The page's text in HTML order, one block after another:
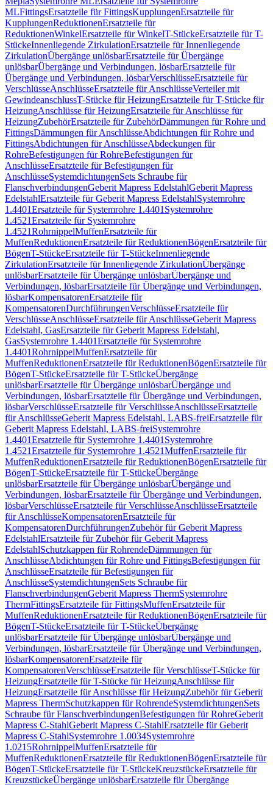
MLFittingsErsatzteile für FittingsKupplungenErsatzteile für
KupplungenReduktionenErsatzteile für
ReduktionenWinkelErsatzteile für WinkelT-StückeErsatzteile für T-
StückeInnenliegende ZirkulationErsatzteile für Innenliegende
ZirkulationÜbergänge unlösbarErsatzteile für Übergänge
unlösbarÜbergänge und Verbindungen, lösbarErsatzteile für
Übergänge und Verbindungen, lösbarVerschlüsseErsatzteile für
VerschlüsseAnschlüsseErsatzteile für AnschlüsseVerteiler mit
GewindeanschlussT-Stücke für HeizungErsatzteile für T-Stücke für
HeizungAnschlüsse für HeizungErsatzteile für Anschlüsse für
HeizungZubehörErsatzteile für ZubehörDämmungen für Rohre und
FittingsDämmungen für AnschlüsseAbdichtungen für Rohre und
FittingsAbdichtungen für AnschlüsseAbdeckungen für
RohreBefestigungen für RohreBefestigungen für
AnschlüsseErsatzteile für Befestigungen für
AnschlüsseSystemdichtungenSets Schraube für
FlanschverbindungenGeberit Mapress EdelstahlGeberit Mapress
EdelstahlErsatzteile für Geberit Mapress EdelstahlSystemrohre
1.4401Ersatzteile für Systemrohre 1.4401 Systemrohre
1.4521Ersatzteile für Systemrohre
1.4521RohrnippelMuffenErsatzteile für
MuffenReduktionenErsatzteile für ReduktionenBögenErsatzteile für
BögenT-StückeErsatzteile für T-StückeInnenliegende
ZirkulationErsatzteile für Innenliegende ZirkulationÜbergänge
unlösbarErsatzteile für Übergänge unlösbarÜbergänge und
Verbindungen, lösbarErsatzteile für Übergänge und Verbindungen,
lösbarKompensatorenErsatzteile für
KompensatorenDurchführungenVerschlüsseErsatzteile für
VerschlüsseAnschlüsseErsatzteile für AnschlüsseGeberit Mapress
Edelstahl, GasErsatzteile für Geberit Mapress Edelstahl,
GasSystemrohre 1.4401Ersatzteile für Systemrohre
1.4401RohrnippelMuffenErsatzteile für
MuffenReduktionenErsatzteile für ReduktionenBögenErsatzteile für
BögenT-StückeErsatzteile für T-StückeÜbergänge
unlösbarErsatzteile für Übergänge unlösbarÜbergänge und
Verbindungen, lösbarErsatzteile für Übergänge und Verbindungen,
lösbarVerschlüsseErsatzteile für VerschlüsseAnschlüsseErsatzteile
für AnschlüsseGeberit Mapress Edelstahl, LABS-freiErsatzteile für
Geberit Mapress Edelstahl, LABS-freiSystemrohre
1.4401Ersatzteile für Systemrohre 1.4401 Systemrohre
1.4521Ersatzteile für Systemrohre 1.4521MuffenErsatzteile für
MuffenReduktionenErsatzteile für ReduktionenBögenErsatzteile für
BögenT-StückeErsatzteile für T-StückeÜbergänge
unlösbarErsatzteile für Übergänge unlösbarÜbergänge und
Verbindungen, lösbarErsatzteile für Übergänge und Verbindungen,
lösbarVerschlüsseErsatzteile für VerschlüsseAnschlüsseErsatzteile
für AnschlüsseKompensatorenErsatzteile für
KompensatorenDurchführungenZubehör für Geberit Mapress
EdelstahlErsatzteile für Zubehör für Geberit Mapress
EdelstahlSchutzkappen für RohrendeDämmungen für
AnschlüsseAbdichtungen für Rohre und FittingsBefestigungen für
AnschlüsseErsatzteile für Befestigungen für
AnschlüsseSystemdichtungenSets Schraube für
FlanschverbindungenGeberit Mapress ThermSystemrohre
ThermFittingsErsatzteile für FittingsMuffenErsatzteile für
MuffenReduktionenErsatzteile für ReduktionenBögenErsatzteile für
BögenT-StückeErsatzteile für T-StückeÜbergänge
unlösbarErsatzteile für Übergänge unlösbarÜbergänge und
Verbindungen, lösbarErsatzteile für Übergänge und Verbindungen,
lösbarKompensatorenErsatzteile für
KompensatorenVerschlüsseErsatzteile für VerschlüsseT-Stücke für
HeizungErsatzteile für T-Stücke für HeizungAnschlüsse für
HeizungErsatzteile für Anschlüsse für HeizungZubehör für Geberit
Mapress ThermSchutzkappen für RohrendeSystemdichtungenSets
Schraube für FlanschverbindungenBefestigungen für RohreGeberit
Mapress C-StahlGeberit Mapress C-StahlErsatzteile für Geberit
Mapress C-StahlSystemrohre 1.0034Systemrohre
1.0215RohrnippelMuffenErsatzteile für
MuffenReduktionenErsatzteile für ReduktionenBögenErsatzteile für
BögenT-StückeErsatzteile für T-StückeKreuzstückeErsatzteile für
KreuzstückeÜbergänge unlösbarErsatzteile für Übergänge